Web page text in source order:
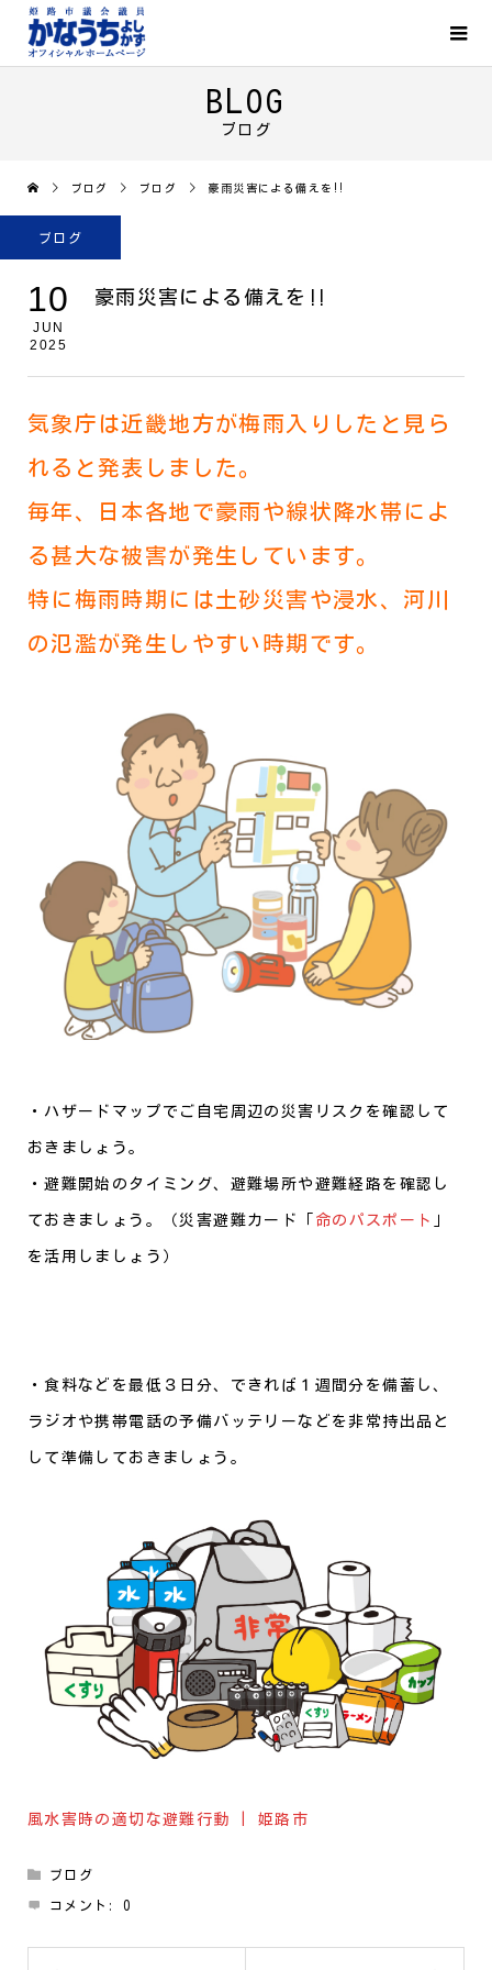
BLOG
ブログ
ブログ ブログ 豪雨災害による備えを‼
ブログ
10
JUN
2025
豪雨災害による備えを‼
気象庁は近畿地方が梅雨入りしたと見ら
れると発表しました。
毎年、日本各地で豪雨や線状降水帯によ
る甚大な被害が発生しています。
特に梅雨時期には土砂災害や浸水、河川
の氾濫が発生しやすい時期です。
・ハザードマップでご自宅周辺の災害リスクを確認して
おきましょう。
・避難開始のタイミング、避難場所や避難経路を確認し
ておきましょう。（災害避難カード「 命のパスポート
を活用しましょう）
・食料などを最低３日分、できれば１週間分を備蓄し、
ラジオや携帯電話の予備バッテリーなどを非常持出品と
して準備しておきましょう。
風水害時の適切な避難行動 | 姫路市
ブログ
コメント:0